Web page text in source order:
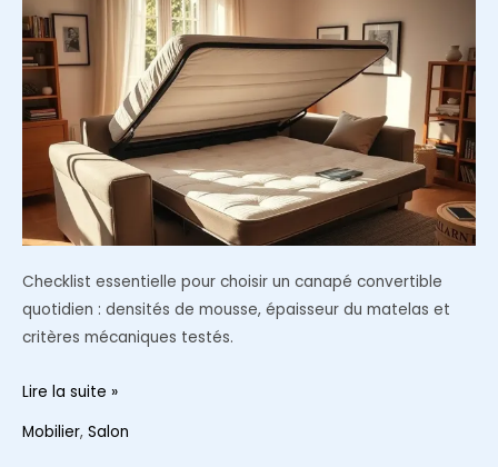
à
manger
solide
?
Checklist essentielle pour choisir un canapé convertible
quotidien : densités de mousse, épaisseur du matelas et
critères mécaniques testés.
Checklist
Lire la suite »
Mobilier, Salon